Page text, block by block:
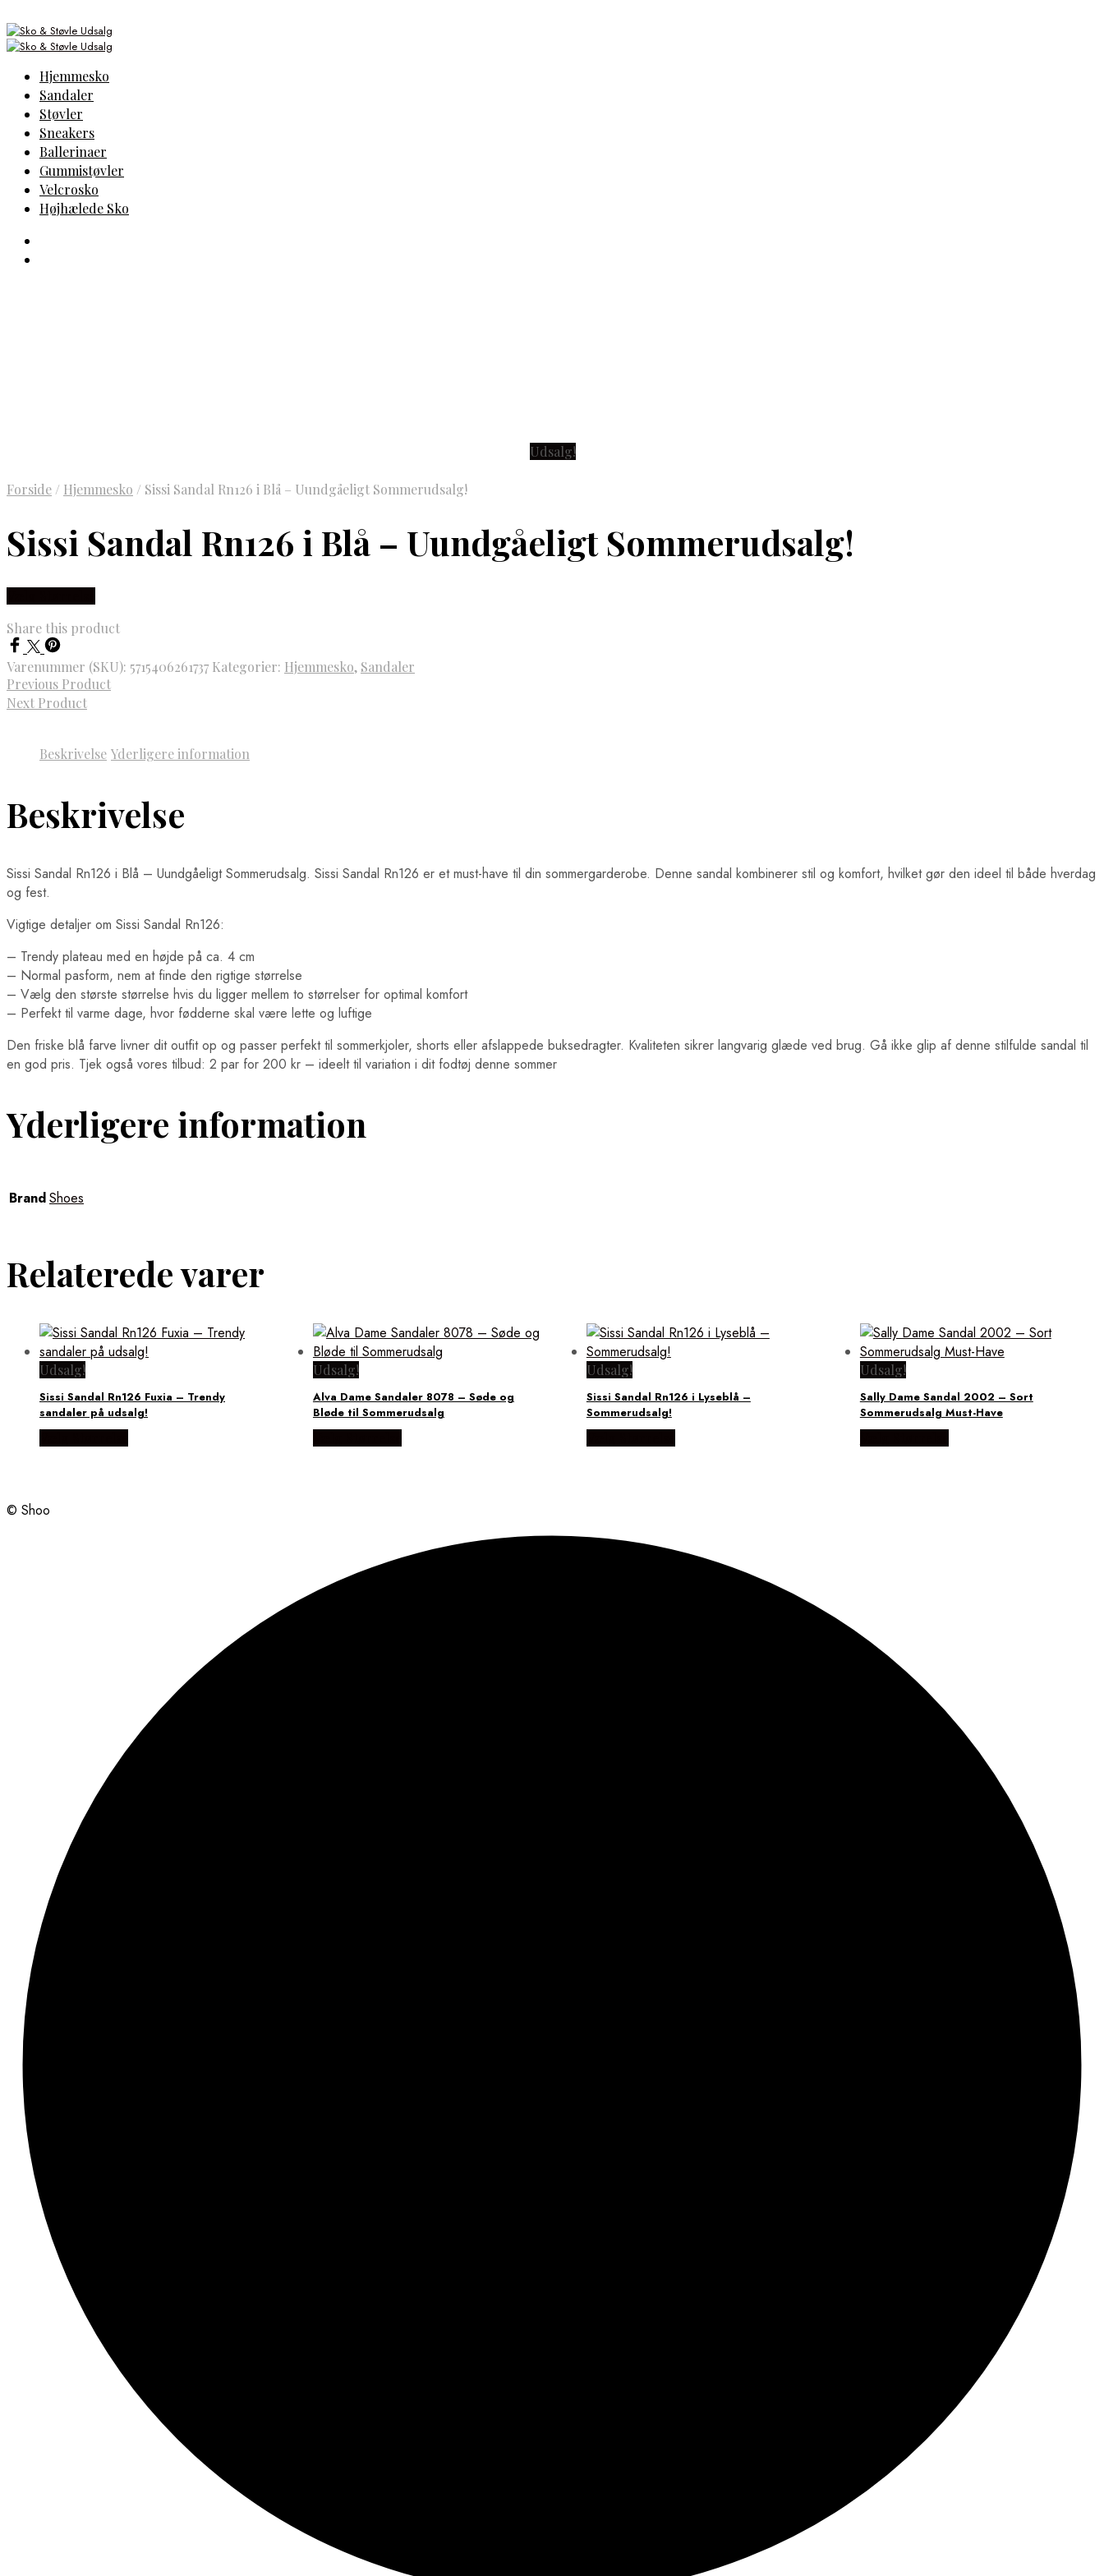
Hjemmesko
Sandaler
Støvler
Sneakers
Ballerinaer
Gummistøvler
Velcrosko
Højhælede Sko
Udsalg!
Forside / Hjemmesko / Sissi Sandal Rn126 i Blå – Uundgåeligt Sommerudsalg!
Sissi Sandal Rn126 i Blå – Uundgåeligt Sommerudsalg!
Share this product
Varenummer (SKU): 5715406261737 Kategorier: Hjemmesko, Sandaler
Previous Product
Next Product
Beskrivelse Yderligere information
Beskrivelse
Sissi Sandal Rn126 i Blå – Uundgåeligt Sommerudsalg. Sissi Sandal Rn126 er et must-have til din sommergarderobe. Denne sandal kombinerer stil og komfort, hvilket gør den ideel til både hverdag
og fest.
Vigtige detaljer om Sissi Sandal Rn126:
– Trendy plateau med en højde på ca. 4 cm
– Normal pasform, nem at finde den rigtige størrelse
– Vælg den største størrelse hvis du ligger mellem to størrelser for optimal komfort
– Perfekt til varme dage, hvor fødderne skal være lette og luftige
Den friske blå farve livner dit outfit op og passer perfekt til sommerkjoler, shorts eller afslappede buksedragter. Kvaliteten sikrer langvarig glæde ved brug. Gå ikke glip af denne stilfulde sandal til
en god pris. Tjek også vores tilbud: 2 par for 200 kr – ideelt til variation i dit fodtøj denne sommer
Yderligere information
BrandShoes
Relaterede varer
Udsalg!
Sissi Sandal Rn126 Fuxia – Trendy
sandaler på udsalg!
Udsalg!
Alva Dame Sandaler 8078 – Søde og
Bløde til Sommerudsalg
Udsalg!
Sissi Sandal Rn126 i Lyseblå –
Sommerudsalg!
Udsalg!
Sally Dame Sandal 2002 – Sort
Sommerudsalg Must-Have
© Shoo